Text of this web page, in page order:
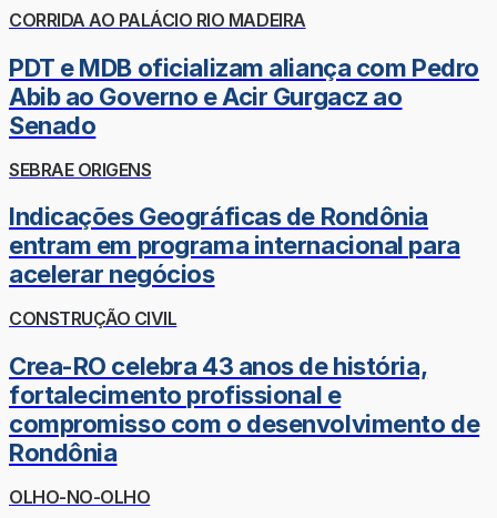
CORRIDA AO PALÁCIO RIO MADEIRA
PDT e MDB oficializam aliança com Pedro
Abib ao Governo e Acir Gurgacz ao
Senado
SEBRAE ORIGENS
Indicações Geográficas de Rondônia
entram em programa internacional para
acelerar negócios
CONSTRUÇÃO CIVIL
Crea-RO celebra 43 anos de história,
fortalecimento profissional e
compromisso com o desenvolvimento de
Rondônia
OLHO-NO-OLHO